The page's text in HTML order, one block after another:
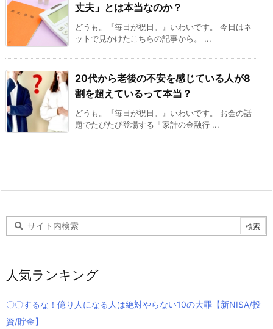
丈夫」とは本当なのか？
どうも。『毎日が祝日。』いわいです。 今日はネ
ットで見かけたこちらの記事から。 ...
20代から老後の不安を感じている人が8
割を超えているって本当？
どうも。『毎日が祝日。』いわいです。 お金の話
題でたびたび登場する「家計の金融行 ...
人気ランキング
〇〇するな！億り人になる人は絶対やらない10の大罪【新NISA/投
資/貯金】